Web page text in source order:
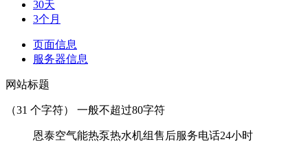
30天
3个月
页面信息
服务器信息
网站标题
（31 个字符） 一般不超过80字符
恩泰空气能热泵热水机组售后服务电话24小时